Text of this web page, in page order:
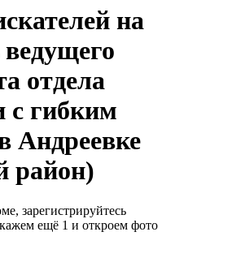
на
отдела
с гибким
Андреевке
район)
зарегистрируйтесь
ещё 1 и откроем фото